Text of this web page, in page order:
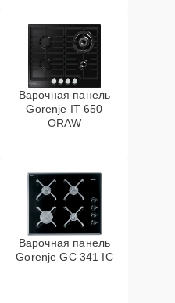
Варочная панель
Gorenje IT 650
ORAW
Варочная панель
Gorenje GC 341 IC